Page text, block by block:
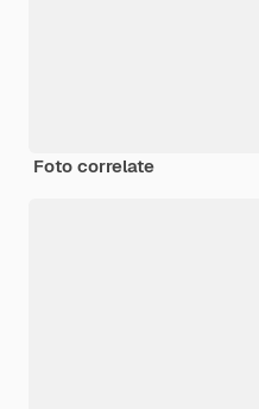
Foto correlate